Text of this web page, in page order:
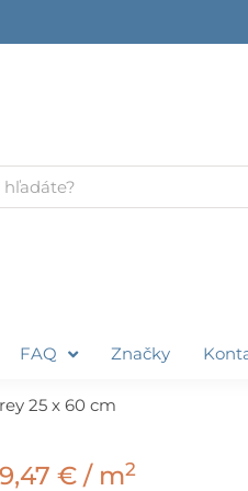
FAQ Značky
25 x 60 cm
€ / m2